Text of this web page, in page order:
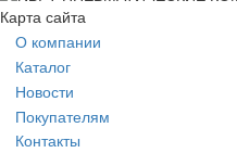
Карта сайта
О компании
Каталог
Новости
Покупателям
Контакты